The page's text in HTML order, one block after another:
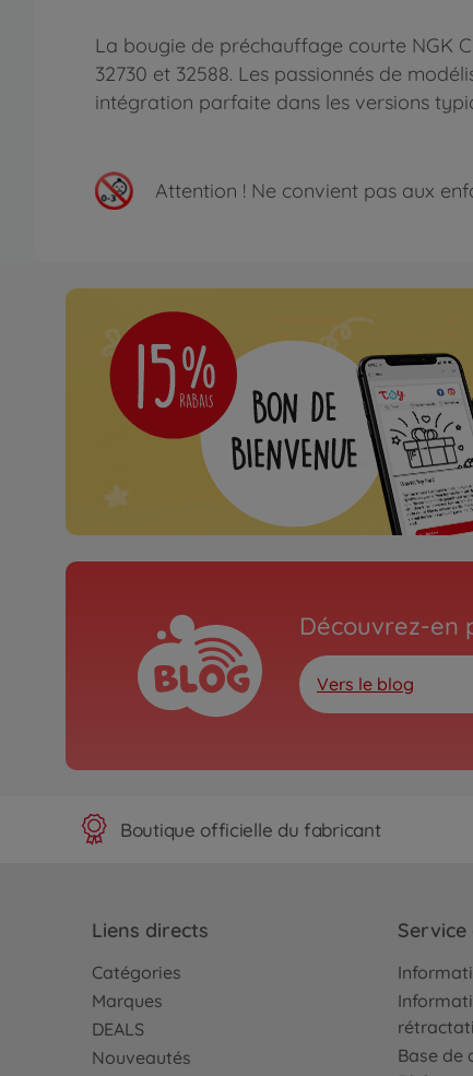
La bougie de préchauffage courte NGK
32730 et 32588. Les passionnés de
intégration parfaite dans les versions
Attention ! Ne convient pas aux
Découvrez-en
Vers le blog
Boutique officielle du fabricant
Liens directs
Catégories
Marques
DEALS
Nouveautés
Service
Base de